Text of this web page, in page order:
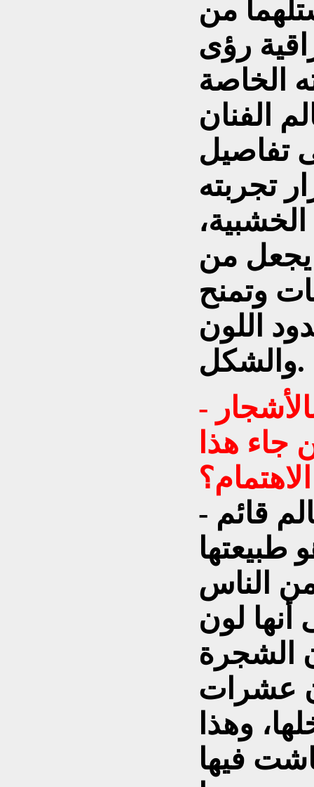
من
رؤى
الفنان
تفاصيل
تجربته
من
وتمنح
اللون
والشكل.
- نلاحظ شغفاً كبيراً لديك بالأشجار
جاء هذا
الاهتمام؟
- الأشجار بالنسبة لي عالم قائم
طبيعتها
من الناس
لون
الشجرة
عشرات
وهذا
فيها